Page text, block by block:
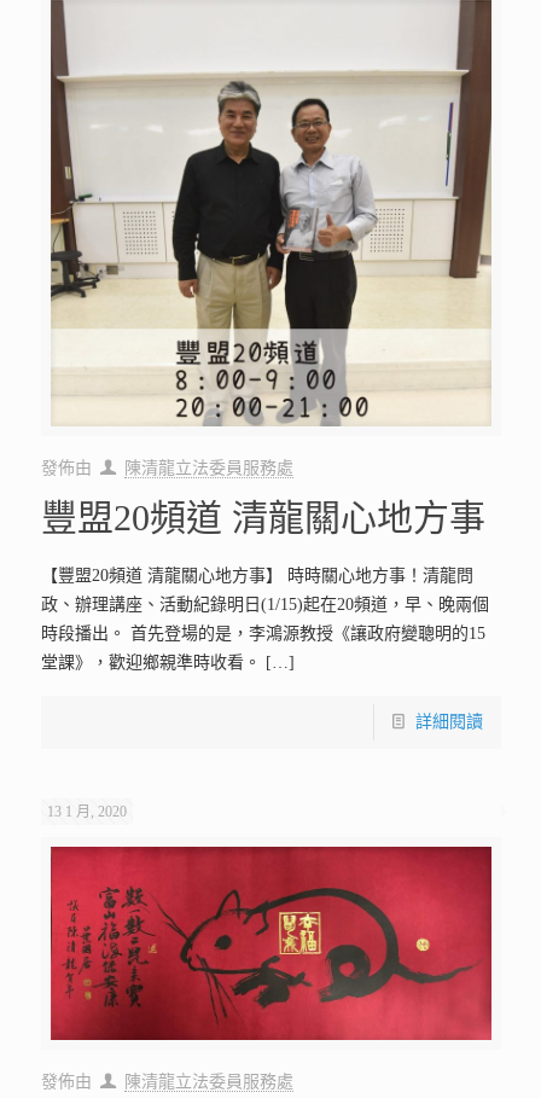
發佈由 陳清龍立法委員服務處
豐盟20頻道 清龍關心地方事
【豐盟20頻道 清龍關心地方事】 時時關心地方事！清龍問
政、辦理講座、活動紀錄明日(1/15)起在20頻道，早、晚兩個
時段播出。 首先登場的是，李鴻源教授《讓政府變聰明的15
堂課》，歡迎鄉親準時收看。
[…]
詳細閱讀
13 1 月, 2020
發佈由 陳清龍立法委員服務處